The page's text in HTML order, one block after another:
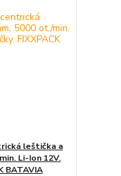
leštička a
Li-Ion 12V.
BATAVIA